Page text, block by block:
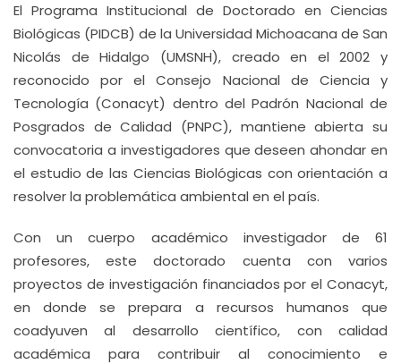
El Programa Institucional de Doctorado en Ciencias
Biológicas (PIDCB) de la Universidad Michoacana de San
Nicolás de Hidalgo (UMSNH), creado en el 2002 y
reconocido por el Consejo Nacional de Ciencia y
Tecnología (Conacyt) dentro del Padrón Nacional de
Posgrados de Calidad (PNPC), mantiene abierta su
convocatoria a investigadores que deseen ahondar en
el estudio de las Ciencias Biológicas con orientación a
resolver la problemática ambiental en el país.
Con un cuerpo académico investigador de 61
profesores, este doctorado cuenta con varios
proyectos de investigación financiados por el Conacyt,
en donde se prepara a recursos humanos que
coadyuven al desarrollo científico, con calidad
académica para contribuir al conocimiento e